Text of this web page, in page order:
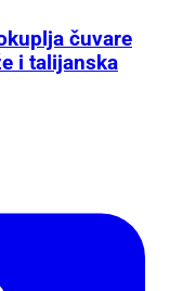
čuvare
i talijanska